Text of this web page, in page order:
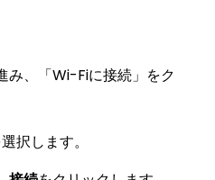
み、「Wi-Fiに接続」をク
択します。